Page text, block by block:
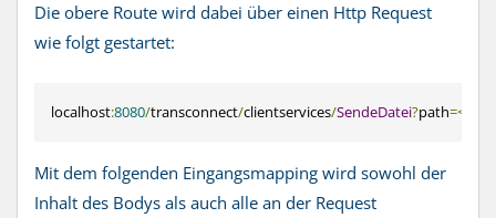
Die obere Route wird dabei über einen Http Request
wie folgt gestartet:
localhost:8080/transconnect/clientservices/SendeDatei?path=<
Mit dem folgenden Eingangsmapping wird sowohl der
Inhalt des Bodys als auch alle an der Request